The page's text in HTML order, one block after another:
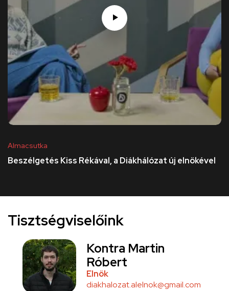
Almacsutka
Beszélgetés Kiss Rékával, a Diákhálózat új elnökével
Tisztségviselőink
Kontra Martin
Róbert
Elnök
diakhalozat.alelnok@gmail.com